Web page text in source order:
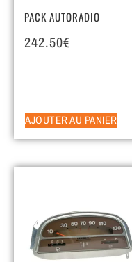
PACK AUTORADIO
242.50€
AJOUTER AU PANIER